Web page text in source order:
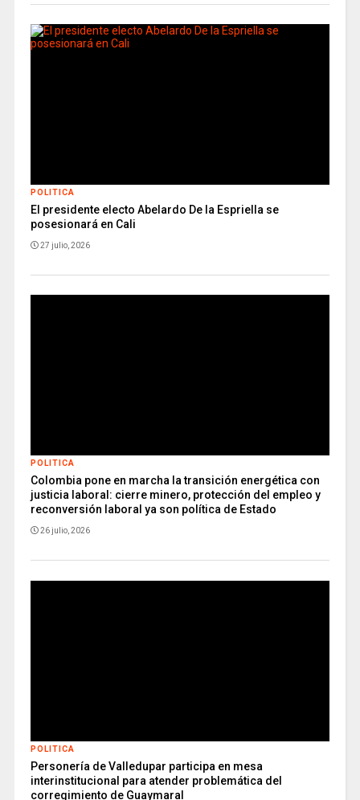
POLITICA
El presidente electo Abelardo De la Espriella se
posesionará en Cali
27 julio, 2026
POLITICA
Colombia pone en marcha la transición energética con
justicia laboral: cierre minero, protección del empleo y
reconversión laboral ya son política de Estado
26 julio, 2026
POLITICA
Personería de Valledupar participa en mesa
interinstitucional para atender problemática del
corregimiento de Guaymaral